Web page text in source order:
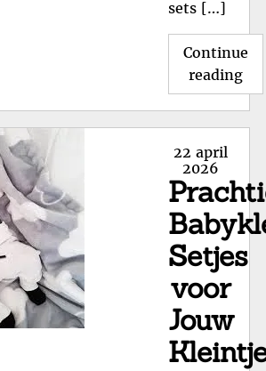
sets […]
Continue
reading
en
Posted
on
22 april
2026
Setjes
voor
Jouw